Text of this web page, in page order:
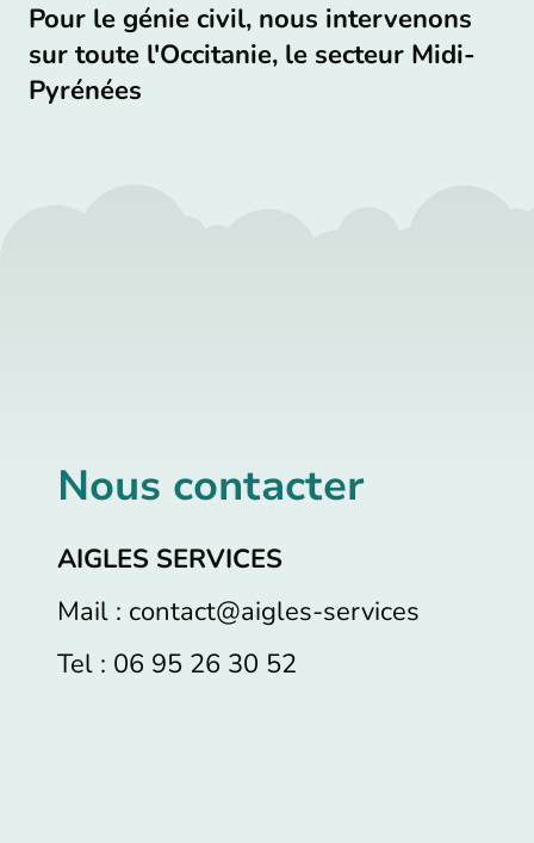
Pour le génie civil, nous intervenons
sur toute l'Occitanie, le secteur Midi-
Pyrénées
Nous contacter
AIGLES SERVICES
Mail : contact@aigles-services
Tel : 06 95 26 30 52